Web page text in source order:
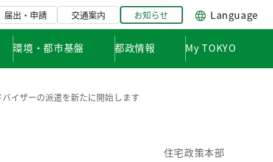
届出・申請 交通案内 お知らせ Language
環境・都市基盤 都政情報 My TOKYO
イザーの派遣を新たに開始します
住宅政策本部